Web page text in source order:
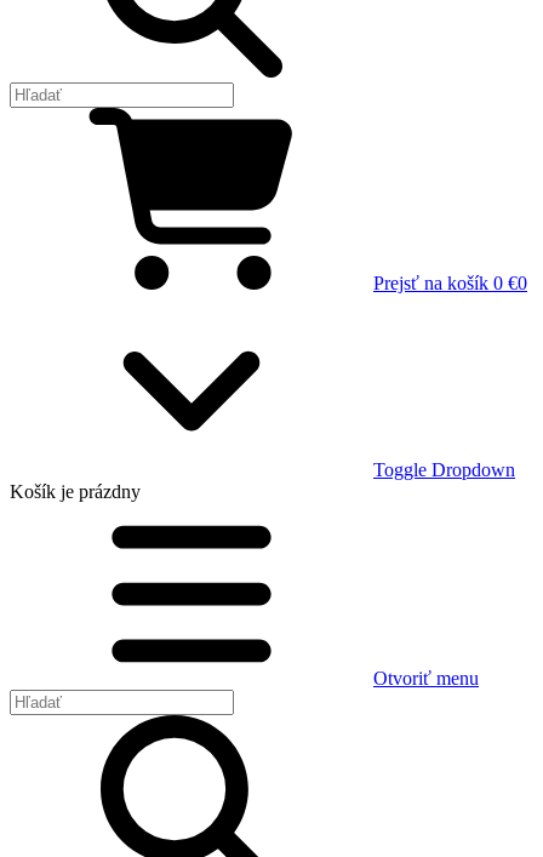
Prejsť na košík 0 €0
Toggle Dropdown
Košík je prázdny
Otvoriť menu